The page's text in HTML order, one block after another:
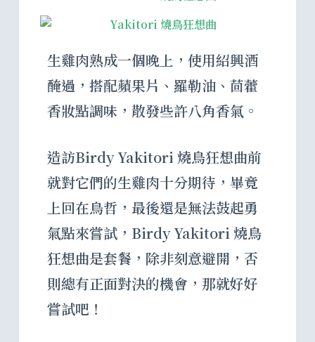
生雞肉熟成一個晚上，使用紹興酒
醃過，搭配蘋果片、羅勒油、茴藿
香妝點調味，散發些許八角香氣。
造訪Birdy Yakitori 燒鳥狂想曲前
就對它們的生雞肉十分期待，畢竟
上回在鳥哲，最後還是無法鼓起勇
氣點來嘗試，Birdy Yakitori 燒鳥
狂想曲是套餐，除非刻意避開，否
則總有正面對決的機會，那就好好
嘗試吧！